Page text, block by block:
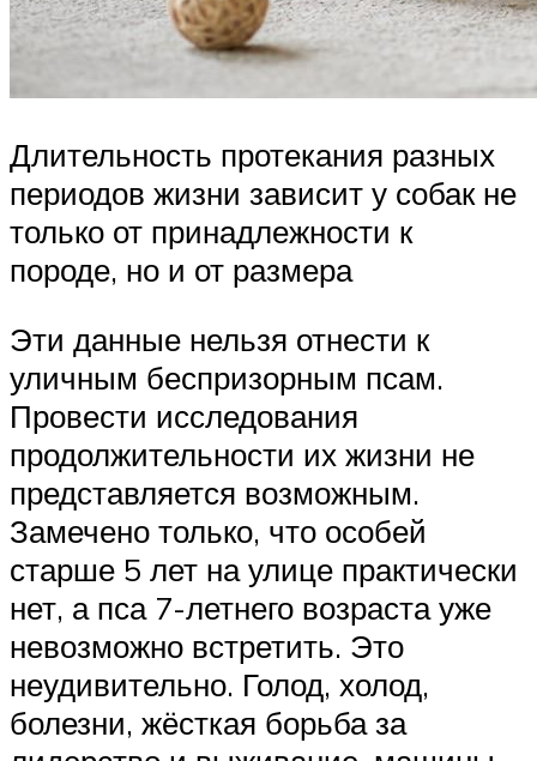
Длительность протекания разных
периодов жизни зависит у собак не
только от принадлежности к
породе, но и от размера
Эти данные нельзя отнести к
уличным беспризорным псам.
Провести исследования
продолжительности их жизни не
представляется возможным.
Замечено только, что особей
старше 5 лет на улице практически
нет, а пса 7-летнего возраста уже
невозможно встретить. Это
неудивительно. Голод, холод,
болезни, жёсткая борьба за